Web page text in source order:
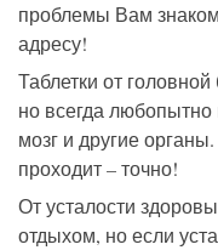
проблемы Вам
адресу!
Таблетки от
но всегда любопытно
мозг и другие
проходит – точно!
От усталости
отдыхом, но если